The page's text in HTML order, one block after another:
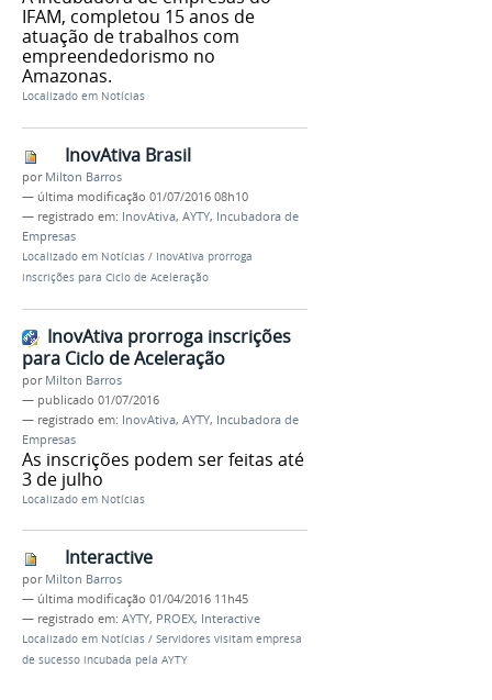
IFAM, completou 15 anos de
atuação de trabalhos com
empreendedorismo no
Amazonas.
Localizado em Notícias
InovAtiva Brasil
por Milton Barros
— última modificação 01/07/2016 08h10
— registrado em: InovAtiva, AYTY, Incubadora de
Empresas
Localizado em Notícias / InovAtiva prorroga
inscrições para Ciclo de Aceleração
InovAtiva prorroga inscrições
para Ciclo de Aceleração
por Milton Barros
— publicado 01/07/2016
— registrado em: InovAtiva, AYTY, Incubadora de
Empresas
As inscrições podem ser feitas até
3 de julho
Localizado em Notícias
Interactive
por Milton Barros
— última modificação 01/04/2016 11h45
— registrado em: AYTY, PROEX, Interactive
Localizado em Notícias / Servidores visitam empresa
de sucesso incubada pela AYTY